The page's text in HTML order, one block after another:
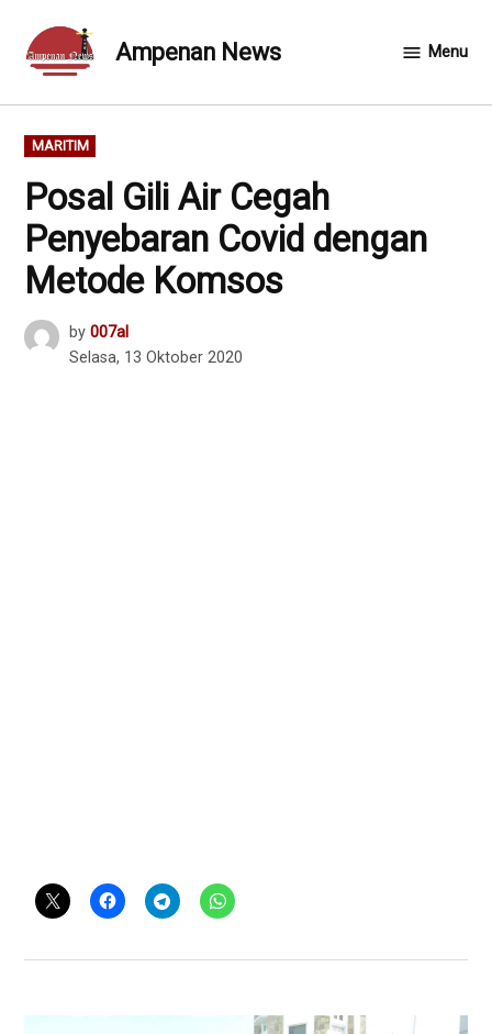
content
Ampenan News Menu
POSTED
IN
MARITIM
Posal Gili Air Cegah
Penyebaran Covid dengan
Metode Komsos
by 007al
Selasa, 13 Oktober 2020